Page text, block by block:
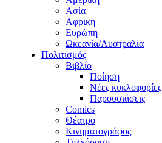
Ασία
Αφρική
Ευρώπη
Ωκεανία/Αυστραλία
Πολιτισμός
Βιβλίο
Ποίηση
Νέες κυκλοφορίες
Παρουσιάσεις
Comics
Θέατρο
Κινηματογράφος